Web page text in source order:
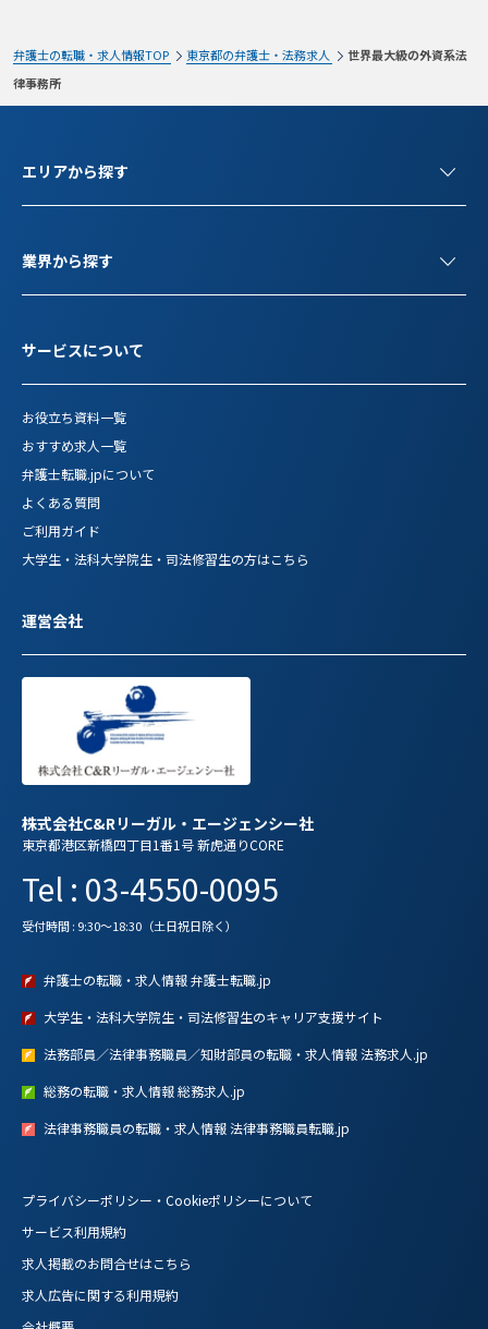
弁護士の転職・求人情報TOP 東京都の弁護士・法務求人
世界最大級の外資系法
律事務所
エリアから探す
業界から探す
サービスについて
お役立ち資料一覧
おすすめ求人一覧
弁護士転職.jpについて
よくある質問
ご利用ガイド
大学生・法科大学院生・司法修習生の方はこちら
運営会社
株式会社C&Rリーガル・エージェンシー社
東京都港区新橋四丁目1番1号 新虎通りCORE
Tel : 03-4550-0095
受付時間 : 9:30～18:30（土日祝日除く）
弁護士の転職・求人情報 弁護士転職.jp
大学生・法科大学院生・司法修習生のキャリア支援サイト
法務部員／法律事務職員／知財部員の転職・求人情報 法務求人.jp
総務の転職・求人情報 総務求人.jp
法律事務職員の転職・求人情報 法律事務職員転職.jp
プライバシーポリシー・Cookieポリシーについて
サービス利用規約
求人掲載のお問合せはこちら
求人広告に関する利用規約